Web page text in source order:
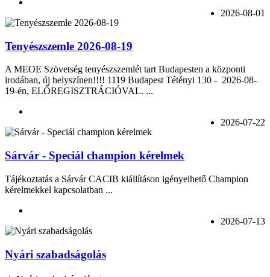
2026-08-01
Tenyészszemle 2026-08-19
A MEOE Szövetség tenyészszemlét tart Budapesten a központi
irodában, új helyszínen!!!! 1119 Budapest Tétényi 130 - 2026-08-
19-én, ELŐREGISZTRÁCIÓVAL. ...
2026-07-22
Sárvár - Speciál champion kérelmek
Tájékoztatás a Sárvár CACIB kiállításon igényelhető Champion
kérelmekkel kapcsolatban ...
2026-07-13
Nyári szabadságolás